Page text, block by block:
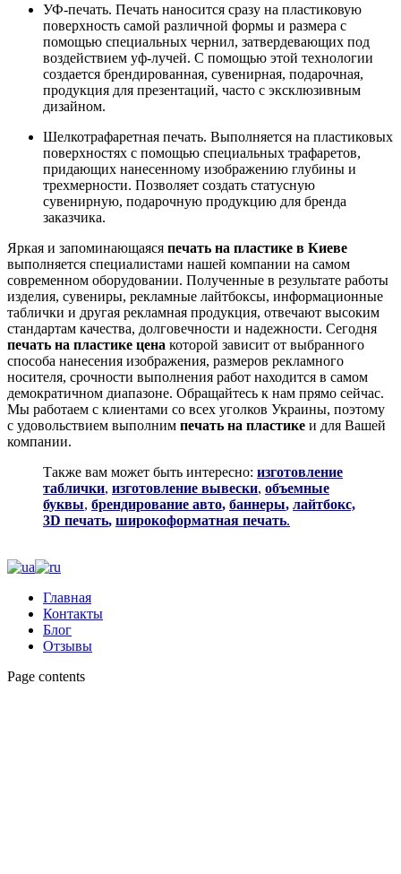
УФ-печать. Печать наносится сразу на пластиковую
поверхность самой различной формы и размера с
помощью специальных чернил, затвердевающих под
воздействием уф-лучей. С помощью этой технологии
создается брендированная, сувенирная, подарочная,
продукция для презентаций, часто с эксклюзивным
дизайном.
Шелкотрафаретная печать. Выполняется на пластиковых
поверхностях с помощью специальных трафаретов,
придающих нанесенному изображению глубины и
трехмерности. Позволяет создать статусную
сувенирную, подарочную продукцию для бренда
заказчика.
Яркая и запоминающаяся печать на пластике в Киеве
выполняется специалистами нашей компании на самом
современном оборудовании. Полученные в результате работы
изделия, сувениры, рекламные лайтбоксы, информационные
таблички и другая рекламная продукция, отвечают высоким
стандартам качества, долговечности и надежности. Сегодня
печать на пластике цена которой зависит от выбранного
способа нанесения изображения, размеров рекламного
носителя, срочности выполнения работ находится в самом
демократичном диапазоне. Обращайтесь к нам прямо сейчас.
Мы работаем с клиентами со всех уголков Украины, поэтому
с удовольствием выполним печать на пластике и для Вашей
компании.
Также вам может быть интересно: изготовление
таблички, изготовление вывески, объемные
буквы, брендирование авто, баннеры, лайтбокс,
3D печать, широкоформатная печать.
Главная
Контакты
Блог
Отзывы
Page contents